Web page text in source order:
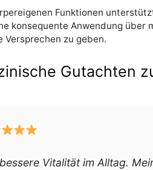
Funktionen
konsequente Anwendung über
zu geben.
Gutachten
Vitalität im Alltag.